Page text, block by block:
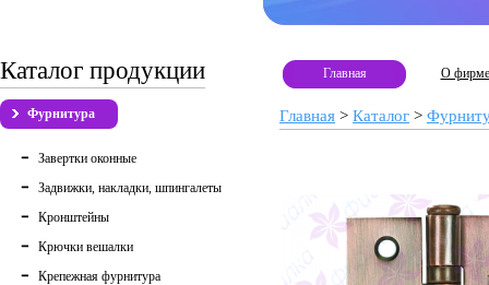
Каталог продукции
Фурнитура
Завертки оконные
Задвижки, накладки, шпингалеты
Кронштейны
Крючки вешалки
Крепежная фурнитура
Главная О фирме
Главная > Каталог >